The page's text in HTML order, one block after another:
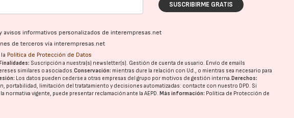
SUSCRIBIRME GRATIS
avisos informativos personalizados de interempresas.net
de terceros vía interempresas.net
Política de Protección de Datos
Finalidades: Suscripción a nuestra(s) newsletter(s). Gestión de cuenta de usuario. Envío de emails
similares o asociados.Conservación: mientras dure la relación con Ud., o mientras sea necesario para
Los datos pueden cederse a otras empresas del grupo por motivos de gestión interna. Derechos:
portabilidad, limitación del tratatamiento y decisiones automatizadas: contacte con nuestro DPD. Si
normativa vigente, puede presentar reclamación ante laAEPD. Más información: Política de Protección de